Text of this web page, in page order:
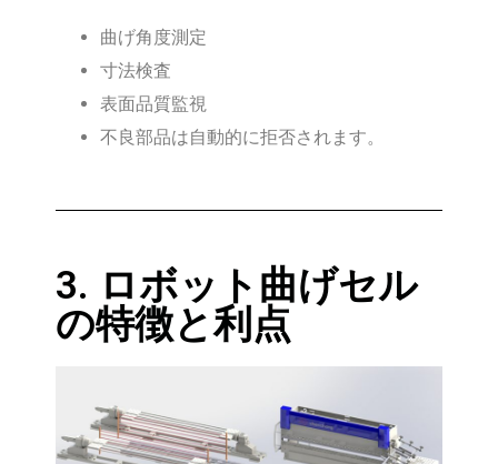
曲げ角度測定
寸法検査
表面品質監視
不良部品は自動的に拒否されます。
3. ロボット曲げセル
の特徴と利点